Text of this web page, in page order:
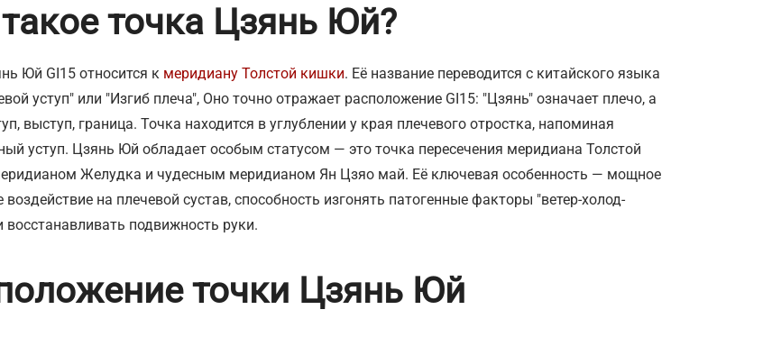
точка Цзянь Юй?
Юй GI15 относится к меридиану Толстой кишки. Её название переводится с китайского языка
уступ" или "Изгиб плеча", Оно точно отражает расположение GI15: "Цзянь" означает плечо, а
выступ, граница. Точка находится в углублении у края плечевого отростка, напоминая
уступ. Цзянь Юй обладает особым статусом — это точка пересечения меридиана Толстой
Желудка и чудесным меридианом Ян Цзяо май. Её ключевая особенность — мощное
воздействие на плечевой сустав, способность изгонять патогенные факторы "ветер-холод-
восстанавливать подвижность руки.
точки Цзянь Юй